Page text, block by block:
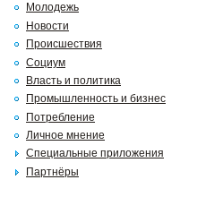
Молодежь
Новости
Происшествия
Социум
Власть и политика
Промышленность и бизнес
Потребление
Личное мнение
Специальные приложения
Партнёры